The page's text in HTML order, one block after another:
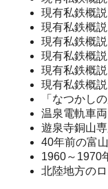
現有私鉄概
現有私鉄概
現有私鉄概
現有私鉄概
現有私鉄概
現有私鉄概
「なつかし
温泉電軌車
遊泉寺銅山
40年前の富
1960～1970
北陸地方の